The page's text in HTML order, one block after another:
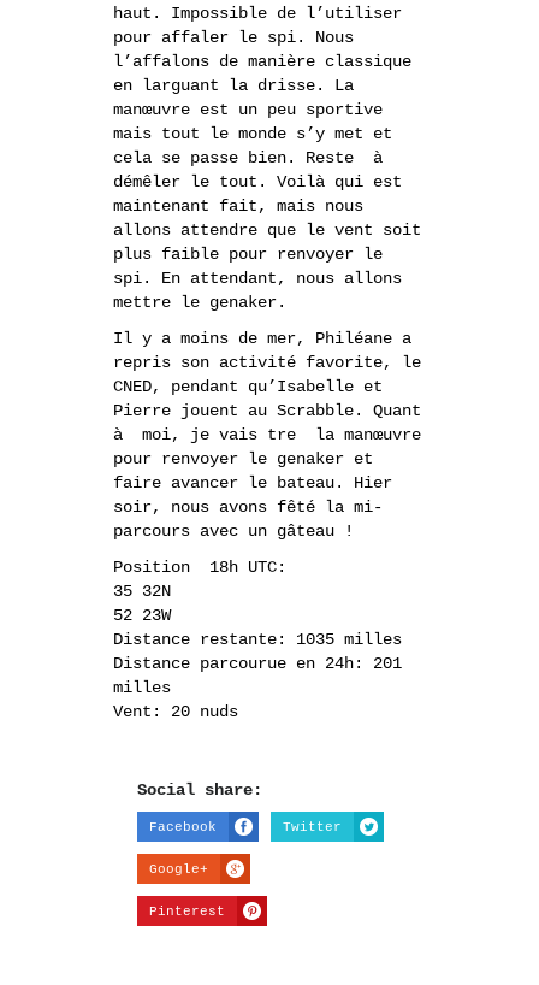
haut. Impossible de l’utiliser
pour affaler le spi. Nous
l’affalons de manière classique
en larguant la drisse. La
manœuvre est un peu sportive
mais tout le monde s’y met et
cela se passe bien. Reste à
démêler le tout. Voilà qui est
maintenant fait, mais nous
allons attendre que le vent soit
plus faible pour renvoyer le
spi. En attendant, nous allons
mettre le genaker.
Il y a moins de mer, Philéane a
repris son activité favorite, le
CNED, pendant qu’Isabelle et
Pierre jouent au Scrabble. Quant
à moi, je vais tre la manœuvre
pour renvoyer le genaker et
faire avancer le bateau. Hier
soir, nous avons fêté la mi-
parcours avec un gâteau !
Position 18h UTC:
35 32N
52 23W
Distance restante: 1035 milles
Distance parcourue en 24h: 201
milles
Vent: 20 nuds
Social share:
Facebook Twitter
Google+
Pinterest